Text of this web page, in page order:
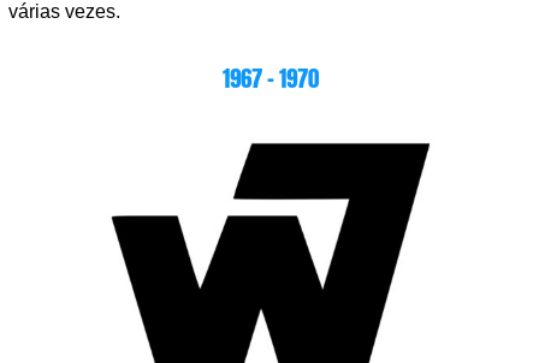
várias vezes.
1967 – 1970